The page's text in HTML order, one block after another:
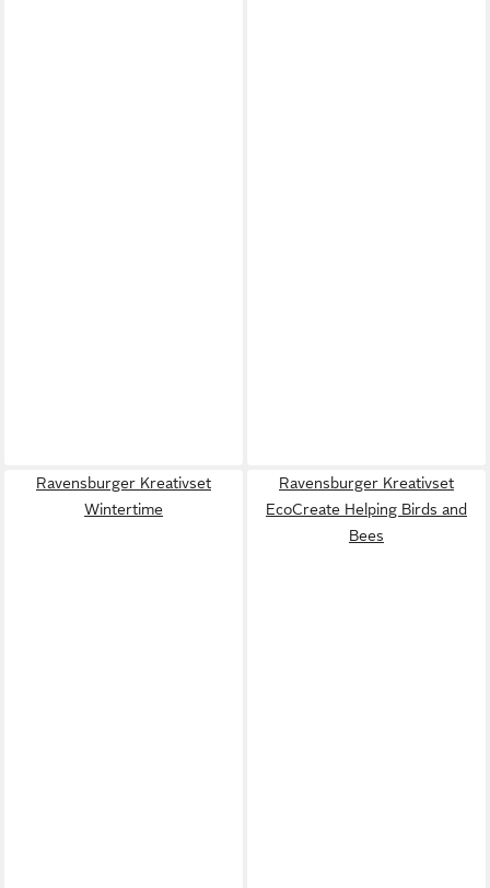
Ravensburger Kreativset
Wintertime
Ravensburger Kreativset
EcoCreate Helping Birds and
Bees